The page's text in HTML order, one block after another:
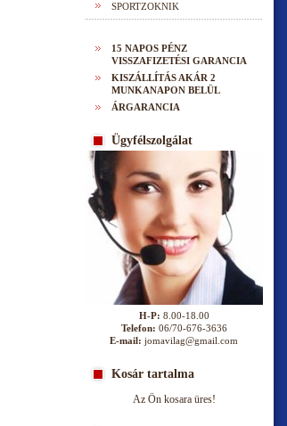
SPORTZOKNIK
15 NAPOS PÉNZ
VISSZAFIZETÉSI GARANCIA
KISZÁLLÍTÁS AKÁR 2
MUNKANAPON BELÜL
ÁRGARANCIA
Ügyfélszolgálat
H-P: 8.00-18.00
Telefon: 06/70-676-3636
E-mail: jomavilag@gmail.com
Kosár tartalma
Az Ön kosara üres!